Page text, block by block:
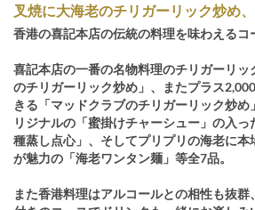
叉焼に大海老のチリガーリック炒め
香港の喜記本店の伝統の料理を味わえるコ
喜記本店の一番の名物料理のチリガーリッ
のチリガーリック炒め」、またプラス
きる「マッドクラブのチリガーリック炒め
リジナルの「蜜掛けチャーシュー」の入
種蒸し点心」、そしてプリプリの海老に本
が魅力の「海老ワンタン麺」等全7品。
また香港料理はアルコールとの相性も抜